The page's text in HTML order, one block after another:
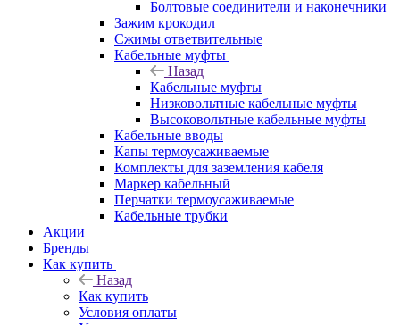
Болтовые соединители и наконечники
Зажим крокодил
Сжимы ответвительные
Кабельные муфты
Назад
Кабельные муфты
Низковольтные кабельные муфты
Высоковольтные кабельные муфты
Кабельные вводы
Капы термоусаживаемые
Комплекты для заземления кабеля
Маркер кабельный
Перчатки термоусаживаемые
Кабельные трубки
Акции
Бренды
Как купить
Назад
Как купить
Условия оплаты